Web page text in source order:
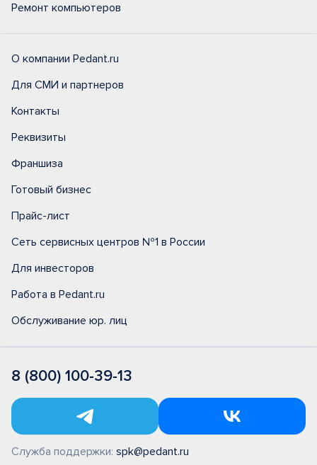
Ремонт компьютеров
О компании Pedant.ru
Для СМИ и партнеров
Контакты
Реквизиты
Франшиза
Готовый бизнес
Прайс-лист
Сеть сервисных центров №1 в России
Для инвесторов
Работа в Pedant.ru
Обслуживание юр. лиц
8 (800) 100-39-13
Служба поддержки: spk@pedant.ru